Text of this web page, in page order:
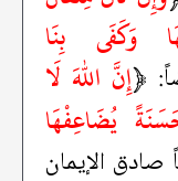
وَكَفَى بِنَا
﴿إِنَّ اللهَ لَا
يُضَاعِفْهَا
صادق الإيمان